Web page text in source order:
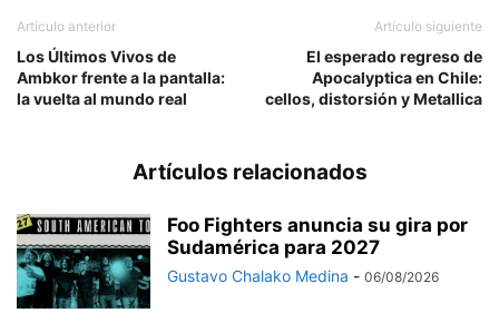
Artículo anterior
Los Últimos Vivos de
Ambkor frente a la pantalla:
la vuelta al mundo real
Artículo siguiente
El esperado regreso de
Apocalyptica en Chile:
cellos, distorsión y Metallica
Artículos relacionados
Foo Fighters anuncia su gira por
Sudamérica para 2027
Gustavo Chalako Medina - 06/08/2026